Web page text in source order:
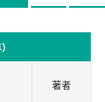
お問い合わせ
著者